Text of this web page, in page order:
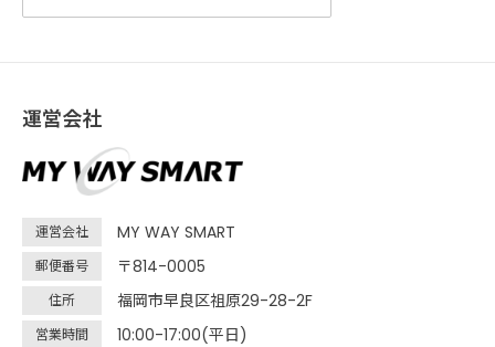
運営会社
運営会社 MY WAY SMART
郵便番号 〒814-0005
住所 福岡市早良区祖原29-28-2F
営業時間 10:00-17:00(平日)